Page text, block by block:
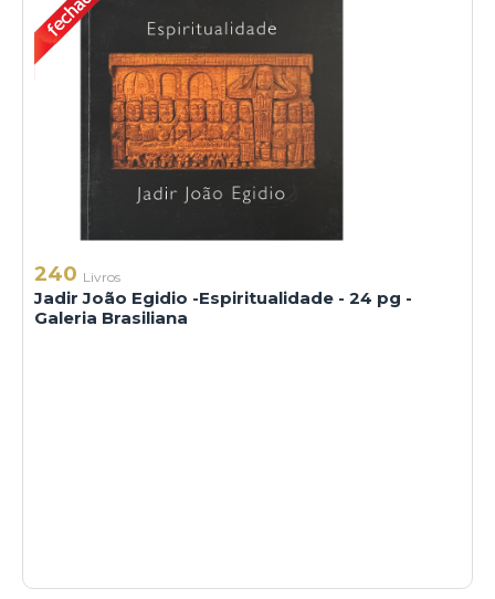
240 Livros
Jadir João Egidio -Espiritualidade - 24 pg -
Galeria Brasiliana